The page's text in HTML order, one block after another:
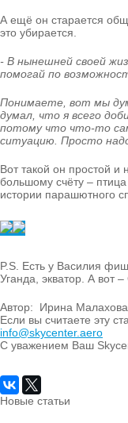
А ещё он старается
это убирается.
- В нынешней своей
помогай по
Понимаете, вот мы
думал, что я всего
потому что что-то
ситуацию. Просто
Вот такой он простой
большому счёту –
истории парашютного
P.S. Есть у Василия
Уганда, экватор. А вот
Автор:
Ирина Малахова
Если вы считаете эту
info@skycenter.aero
С уважением Ваш
Новые статьи